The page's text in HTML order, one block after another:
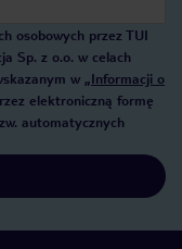
osobowych przez TUI
Sp. z o.o. w celach
w „Informacji o
elektroniczną formę
automatycznych